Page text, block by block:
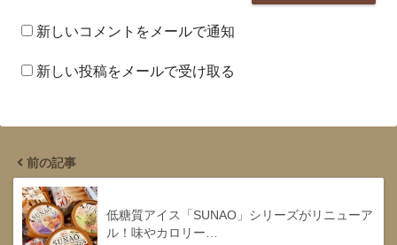
新しいコメントをメールで通知
新しい投稿をメールで受け取る
前の記事
低糖質アイス「SUNAO」シリーズがリニューア
ル！味やカロリー…